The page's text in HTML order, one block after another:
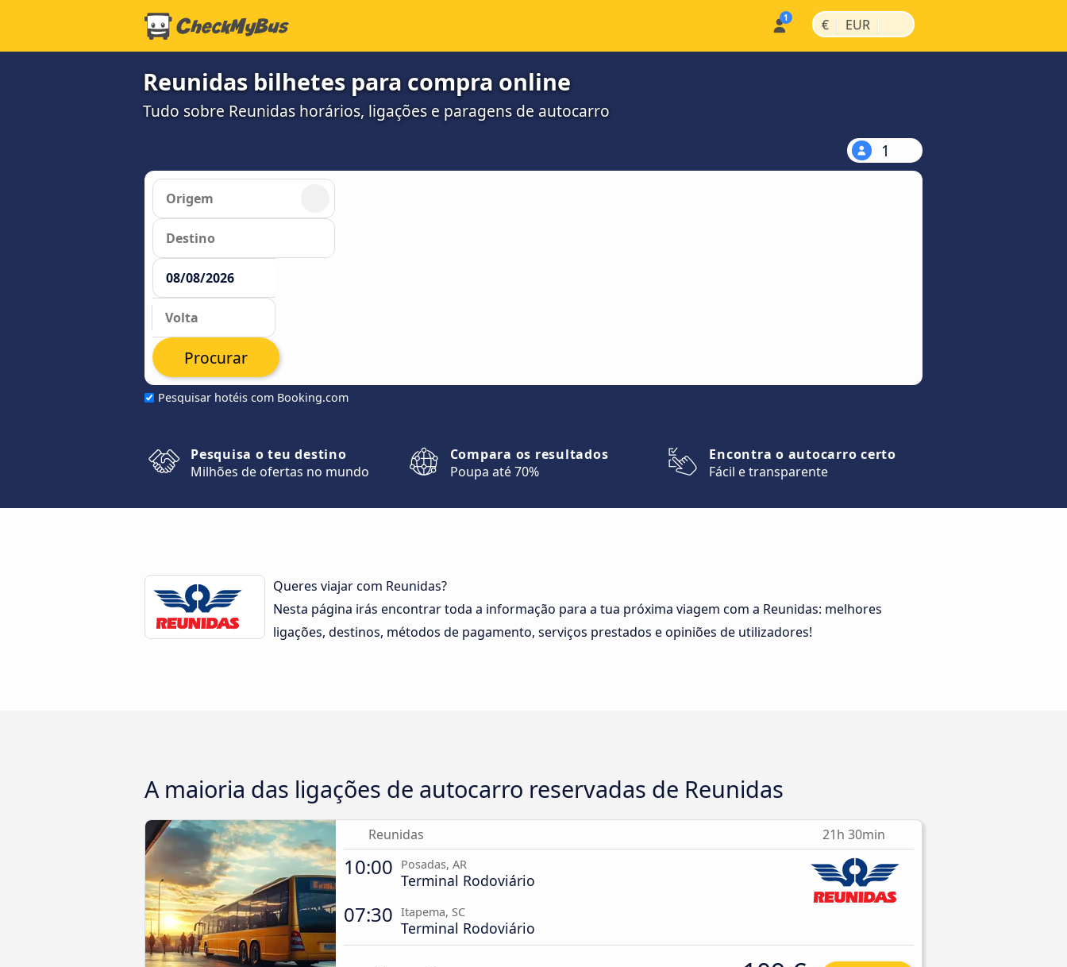
€ | EUR |
Reunidas bilhetes para compra online
Tudo sobre Reunidas horários, ligações e paragens de autocarro
1
Pesquisar hotéis com Booking.com
Procurar
Pesquisa o teu destino
Milhões de ofertas no mundo
Compara os resultados
Poupa até 70%
Encontra o autocarro certo
Fácil e transparente
Queres viajar com Reunidas?
Nesta página irás encontrar toda a informação para a tua próxima viagem com a Reunidas: melhores
ligações, destinos, métodos de pagamento, serviços prestados e opiniões de utilizadores!
A maioria das ligações de autocarro reservadas de Reunidas
Reunidas 21h 30min
10:00 Posadas, AR
Terminal Rodoviário
07:30 Itapema, SC
Terminal Rodoviário